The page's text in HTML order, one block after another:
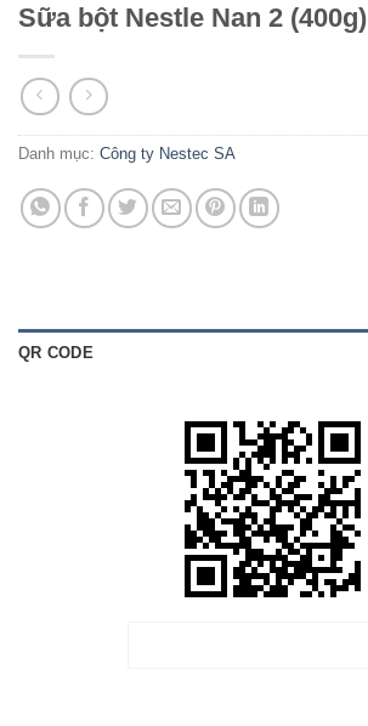
Sữa bột Nestle Nan 2 (400g)
Danh mục: Công ty Nestec SA
QR CODE